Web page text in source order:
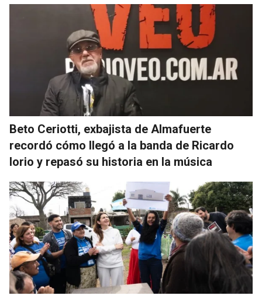
Beto Ceriotti, exbajista de Almafuerte
recordó cómo llegó a la banda de Ricardo
Iorio y repasó su historia en la música